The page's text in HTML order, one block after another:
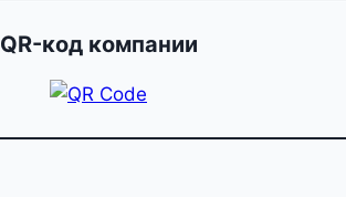
QR-код компании